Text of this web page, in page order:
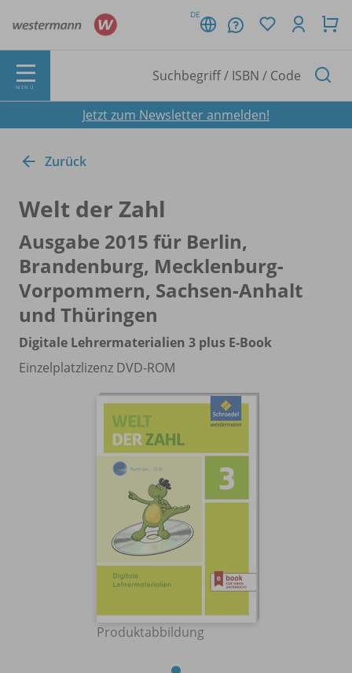
DE
MENÜ
Jetzt zum Newsletter anmelden!
Zurück
Welt der Zahl
Ausgabe 2015 für Berlin,
Brandenburg, Mecklenburg-
Vorpommern, Sachsen-Anhalt
und Thüringen
Digitale Lehrermaterialien 3 plus E-Book
Einzelplatzlizenz DVD-ROM
Produktabbildung